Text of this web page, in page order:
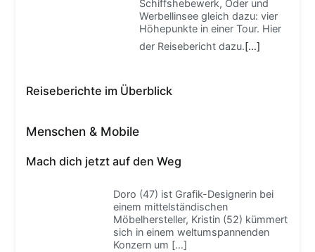
Schiffshebewerk, Oder und
Werbellinsee gleich dazu: vier
Höhepunkte in einer Tour. Hier
der Reisebericht dazu.[…]
Reiseberichte im Überblick
Menschen & Mobile
Mach dich jetzt auf den Weg
Doro (47) ist Grafik-Designerin bei
einem mittelständischen
Möbelhersteller, Kristin (52) kümmert
sich in einem weltumspannenden
Konzern um […]